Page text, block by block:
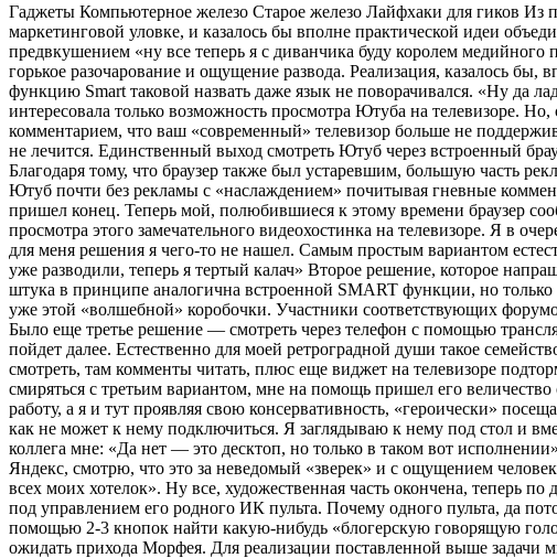
Гаджеты Компьютерное железо Старое железо Лайфхаки для гиков Из
маркетинговой уловке, и казалось бы вполне практической идеи
предвкушением «ну все теперь я с диванчика буду королем
горькое разочарование и ощущение развода. Реализация, казалось
функцию Smart таковой назвать даже язык не поворачивался. «Ну да
интересовала только возможность просмотра Ютуба на телевизоре.
комментарием, что ваш «современный» телевизор больше не
не лечится. Единственный выход смотреть Ютуб через встроенный
Благодаря тому, что браузер также был устаревшим, большую часть
Ютуб почти без рекламы с «наслаждением» почитывая гневные
пришел конец. Теперь мой, полюбившиеся к этому времени браузер
просмотра этого замечательного видеохостинка на телевизоре. Я в
для меня решения я чего-то не нашел. Самым простым вариантом
уже разводили, теперь я тертый калач» Второе решение, которое
штука в принципе аналогична встроенной SMART функции, но
уже этой «волшебной» коробочки. Участники соответствующих
Было еще третье решение — смотреть через телефон с помощью
пойдет далее. Естественно для моей ретроградной души такое
смотреть, там комменты читать, плюс еще виджет на телевизоре
смиряться с третьим вариантом, мне на помощь пришел его
работу, а я и тут проявляя свою консервативность, «героически»
как не может к нему подключиться. Я заглядываю к нему под стол и
коллега мне: «Да нет — это десктоп, но только в таком вот
Яндекс, смотрю, что это за неведомый «зверек» и с ощущением
всех моих хотелок». Ну все, художественная часть окончена, теперь
под управлением его родного ИК пульта. Почему одного пульта, да
помощью 2-3 кнопок найти какую-нибудь «блогерскую говорящую
ожидать прихода Морфея. Для реализации поставленной выше задачи